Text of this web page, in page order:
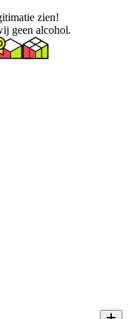
zien!
geen alcohol.